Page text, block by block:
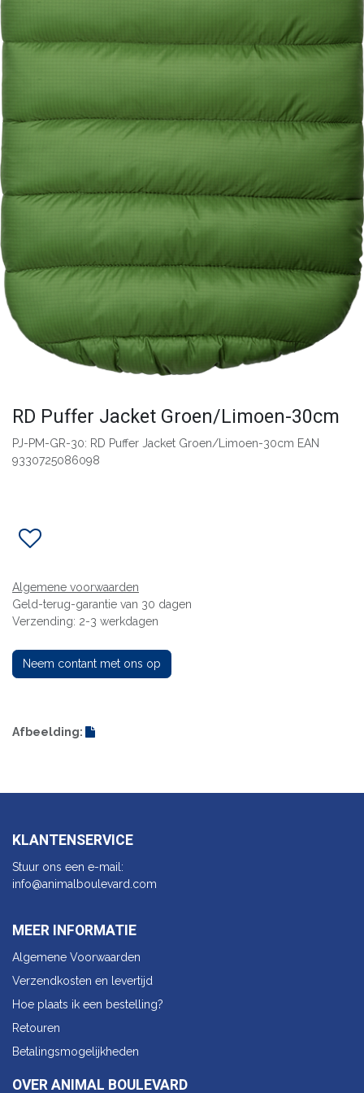
RD Puffer Jacket Groen/Limoen-30cm
PJ-PM-GR-30: RD Puffer Jacket Groen/Limoen-30cm EAN
9330725086098
Algemene voorwaarden
Geld-terug-garantie van 30 dagen
Verzending: 2-3 werkdagen
Neem contant met ons op
Afbeelding:
KLANTENSERVICE
Stuur ons een e-mail:
info@animalbo​ulevard.com
MEER INFORMATIE
Algemene Voorwaarden
Verzendkosten en levertijd
Hoe plaats ik een bestelling?
Retouren
Betalingsmogelijkheden
OVER ANIMAL BOULEVARD